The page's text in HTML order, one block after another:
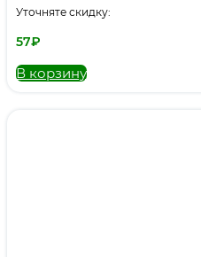
Уточняте скидку:
57₽
В корзину